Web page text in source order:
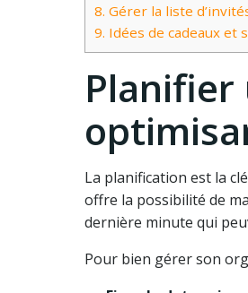
8. Gérer la liste
9. Idées de cadeaux
Planifier
La planification est la
offre la possibilité de
dernière minute qui
Pour bien gérer son